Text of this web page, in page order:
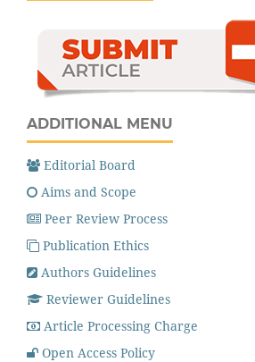
ADDITIONAL MENU
Editorial Board
Aims and Scope
Peer Review Process
Publication Ethics
Authors Guidelines
Reviewer Guidelines
Article Processing Charge
Open Access Policy